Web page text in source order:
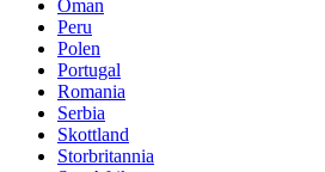
Oman
Peru
Polen
Portugal
Romania
Serbia
Skottland
Storbritannia